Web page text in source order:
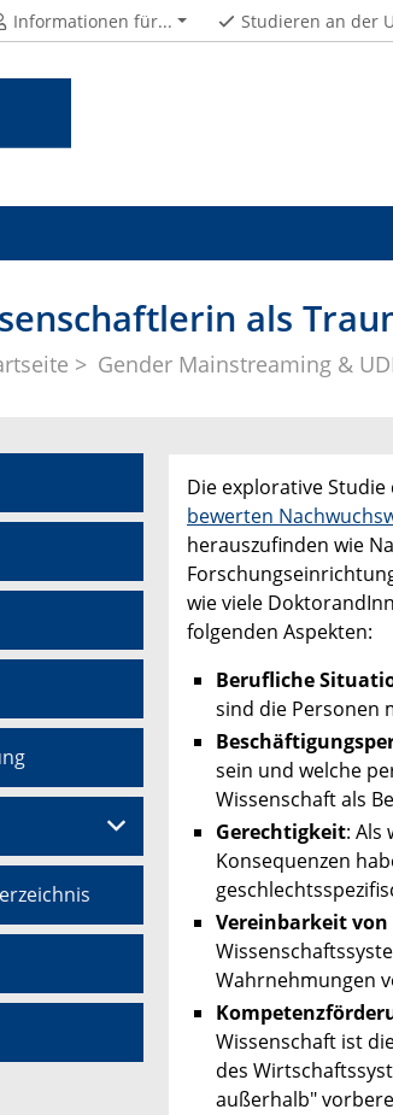
Informationen für... Studieren an der
als
Gender Mainstreaming &
Die explorative Studie
bewerten
herauszufinden wie
wie viele
folgenden Aspekten:
Berufliche
sind die Personen
sein und welche
Wissenschaft als
Gerechtigkeit: Als
Konsequenzen
Vereinbarkeit
Wahrnehmungen
Wissenschaft ist
des
außerhalb"